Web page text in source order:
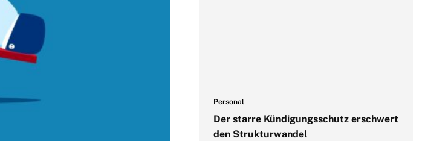
Personal
Der starre Kündigungsschutz erschwert
den Strukturwandel